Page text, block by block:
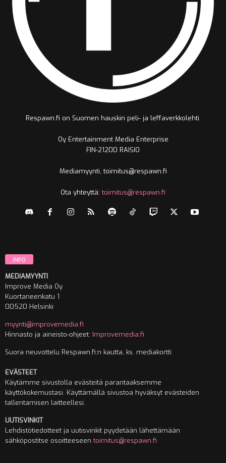
Respawn.fi on Suomen hauskin peli- ja leffaverkkolehti.
Oy Entertainment Media Enterprise
FIN-21200 RAISIO
Mediamyynti, toimitus@respawn.fi
Ota yhteyttä:toimitus@respawn.fi
INFO
MEDIAMYYNTI
Improve Media Oy
Kuortaneenkatu 1
00520 Helsinki
myynti@improvemedia.fi
Hinnasto ja aineisto-ohjeet: Improvemedia.fi
Suora neuvottelu Respawn.fi:n kautta, ks. mediakortti
EVÄSTEET
Käytämme sivustolla evästeitä parantaaksemme
käyttökokemustasi. Käyttämällä sivustoa hyväksyt evästeiden
tallentamisen laitteellesi.
UUTISVINKIT
Lehdistötiedotteet ja uutisvinkit pyydetään lähettämään
sähköpostitse osoitteeseentoimitus@respawn.fi